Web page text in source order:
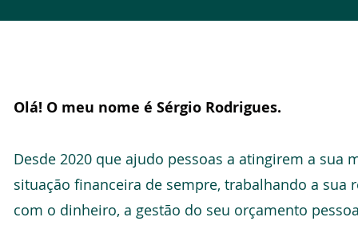
Olá! O meu nome é Sérgio Rodrigues.
Desde 2020 que ajudo pessoas a atingirem a sua
situação financeira de sempre, trabalhando a sua
com o dinheiro, a gestão do seu orçamento